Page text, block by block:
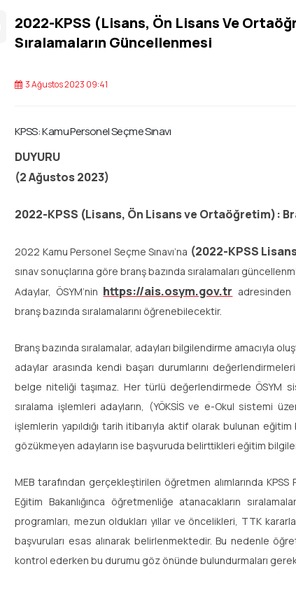
2022-KPSS (Lisans, Ön Lisans Ve
Sıralamaların Güncellenmesi
3 Ağustos 2023 09:41
KPSS: Kamu Personel Seçme Sınavı
DUYURU
(2 Ağustos 2023)
2022-KPSS (Lisans, Ön Lisans ve Ortaöğretim):
2022 Kamu Personel Seçme Sınavı’na (2022-KPSS
sınav sonuçlarına göre branş bazında sıralamaları
Adaylar, ÖSYM’nin https://ais.osym.gov.tr adresinden
branş bazında sıralamalarını öğrenebilecektir.
Branş bazında sıralamalar, adayları bilgilendirme amacıyla
adaylar arasında kendi başarı durumlarını
belge niteliği taşımaz. Her türlü değerlendirmede ÖSYM
sıralama işlemleri adayların, (YÖKSİS ve e-Okul sistemi
işlemlerin yapıldığı tarih itibarıyla aktif olarak bulunan
gözükmeyen adayların ise başvuruda belirttikleri eğitim bilgileri
MEB tarafından gerçekleştirilen öğretmen alımlarında KPSS
Eğitim Bakanlığınca öğretmenliğe atanacakların
programları, mezun oldukları yıllar ve öncelikleri, TTK
başvuruları esas alınarak belirlenmektedir. Bu nedenle
kontrol ederken bu durumu göz önünde bulundurmaları